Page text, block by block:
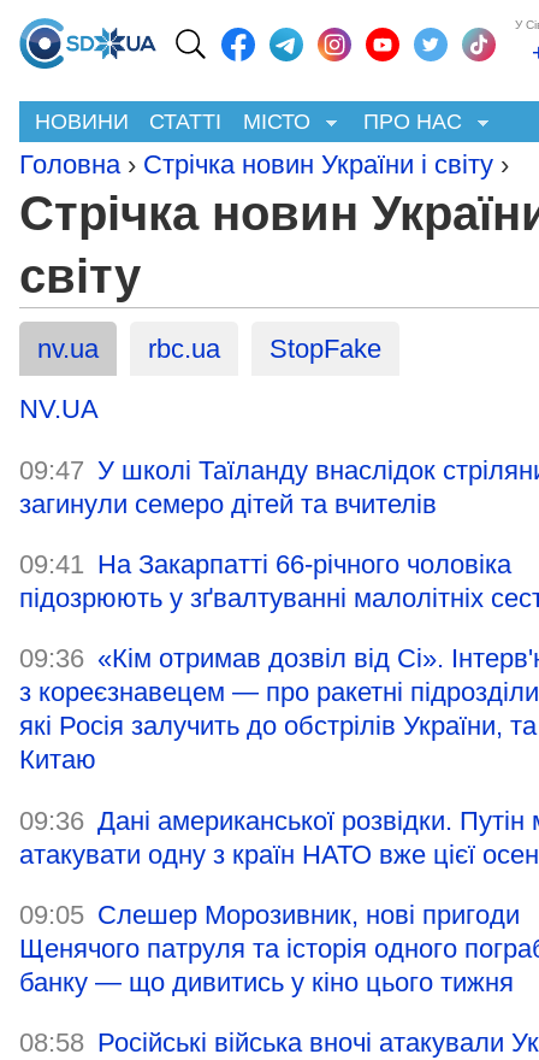
У
НОВИНИ СТАТТІ МІСТО ПРО НАС
Головна › Стрічка новин України і світу ›
Стрічка новин
світу
nv.ua rbc.ua StopFake
NV.UA
09:47 У школі Таїланду внаслідок
загинули семеро дітей та вчителів
09:41 На Закарпатті 66-річного чоловіка
підозрюють у зґвалтуванні малолітніх
09:36 «Кім отримав дозвіл від Сі».
з кореєзнавецем — про ракетні
які Росія залучить до обстрілів України,
Китаю
09:36 Дані американської розвідки.
атакувати одну з країн НАТО вже цієї
09:05 Слешер Морозивник, нові пригоди
Щенячого патруля та історія одного
банку — що дивитись у кіно цього тижня
08:58 Російські війська вночі атакували